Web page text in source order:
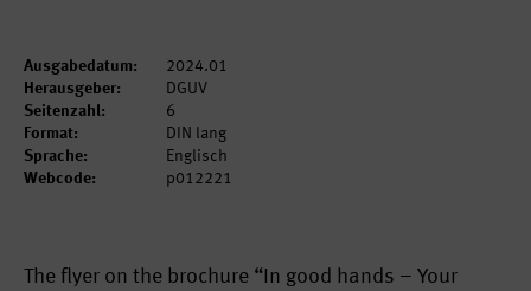
Ausgabedatum:
2024.01
Herausgeber:
DGUV
Seitenzahl:
6
Format:
DIN lang
Sprache:
Englisch
Webcode:
p012221
The flyer on the brochure “In good hands – Your